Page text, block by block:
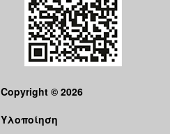
Copyright © 2026
Υλοποίηση